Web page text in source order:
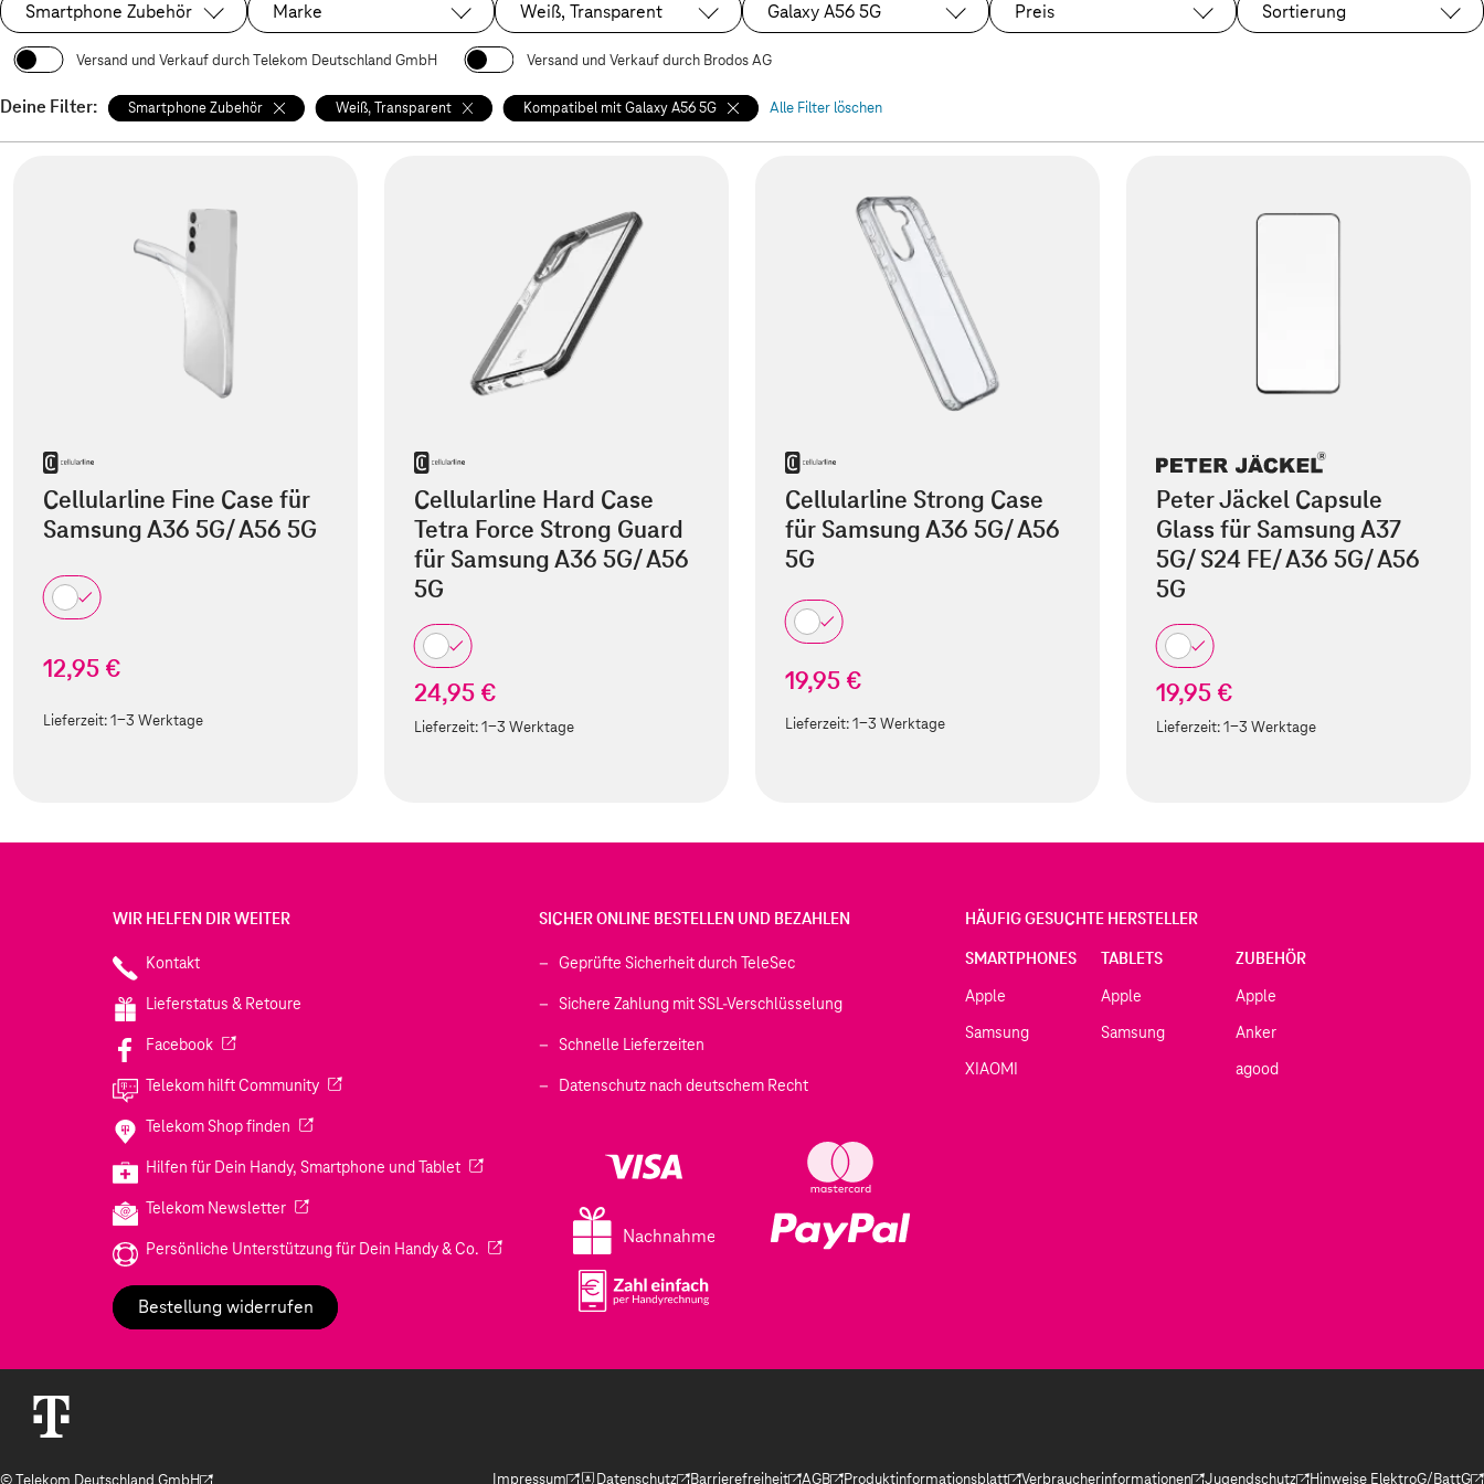
Ausgewählt:
Smartphone Zubehör Marke Ausgewählt:
Weiß, Transparent Ausgewählt:
Galaxy A56 5G Preis Sortierung
Versand und Verkauf durch Telekom Deutschland GmbH Versand und Verkauf durch Brodos AG
Deine Filter: Smartphone Zubehör Weiß, Transparent Kompatibel mit Galaxy A56 5G Alle Filter löschen
Cellularline Fine Case für
Samsung A36 5G/ A56 5G
12,95 €
Lieferzeit:1-3 Werktage
Cellularline Hard Case
Tetra Force Strong Guard
für Samsung A36 5G/ A56
5G
24,95 €
Lieferzeit:1-3 Werktage
Cellularline Strong Case
für Samsung A36 5G/ A56
5G
19,95 €
Lieferzeit:1-3 Werktage
Peter Jäckel Capsule
Glass für Samsung A37
5G/ S24 FE/ A36 5G/ A56
5G
19,95 €
Lieferzeit:1-3 Werktage
WIR HELFEN DIR WEITER
Kontakt
Lieferstatus & Retoure
Facebook(Wird in einem neuen Tab geöffnet)
Telekom hilft Community(Wird in einem neuen Tab geöffnet)
Telekom Shop finden (Wird in einem neuen Tab geöffnet)
Hilfen für Dein Handy, Smartphone und Tablet(Wird in einem neuen Tab geöffnet)
Telekom Newsletter(Wird in einem neuen Tab geöffnet)
Persönliche Unterstützung für Dein Handy & Co. (Wird in einem neuen Tab geöffnet)
Bestellung widerrufen
SICHER ONLINE BESTELLEN UND BEZAHLEN
Geprüfte Sicherheit durch TeleSec
Sichere Zahlung mit SSL-Verschlüsselung
Schnelle Lieferzeiten
Datenschutz nach deutschem Recht
Nachnahme
HÄUFIG GESUCHTE HERSTELLER
SMARTPHONES
Apple
Samsung
XIAOMI
TABLETS
Apple
Samsung
ZUBEHÖR
Apple
Anker
agood
Impressum Datenschutz Barrierefreiheit AGB Produktinformationsblatt Verbraucherinformationen Jugendschutz Hinweise ElektroG/BattG